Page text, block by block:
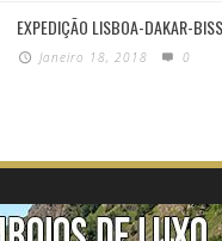
EXPEDIÇÃO LISBOA-DAKAR-
Janeiro 18, 2018 0